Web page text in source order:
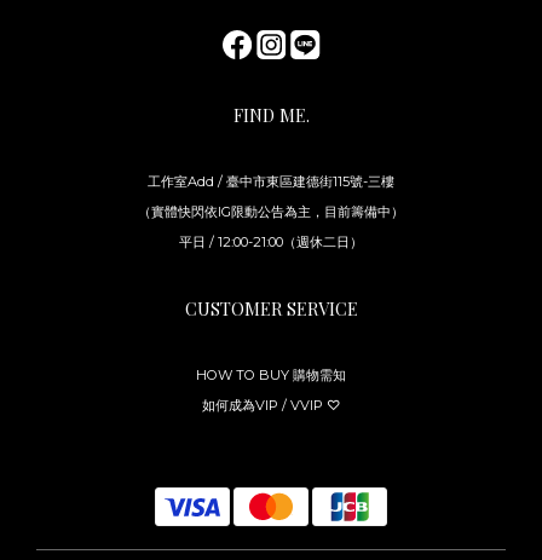
FIND ME.
工作室Add / 臺中市東區建德街115號-三樓
（實體快閃依IG限動公告為主，目前籌備中）
平日 / 12:00-21:00（週休二日）
CUSTOMER SERVICE
HOW TO BUY 購物需知
如何成為VIP / VVIP ♡